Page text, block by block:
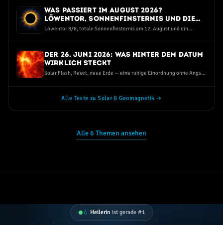
Was passiert im August 2026?
Löwentor, Sonnenfinsternis und die
dunkelste Perseiden-Nacht seit Jahren
Löwentor 8/8, totale Sonnenfinsternis am 12. August und ein
Der 26. Juni 2026: Was hinter dem Datum
wirklich steckt
Solar Flash, Reset, neue Erde — eine ruhige Einordnung ohne Angst
Alle Texte zu Solar & Geomagnetik →
Alle 6 Themen ansehen
💧 Heilerin ist gerade #1